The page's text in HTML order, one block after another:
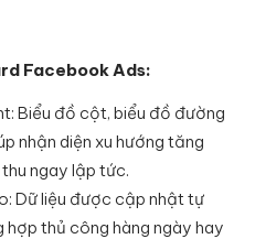
Facebook Ads:
Biểu đồ cột, biểu đồ đường
nhận diện xu hướng tăng
ngay lập tức.
Dữ liệu được cập nhật tự
thủ công hàng ngày hay